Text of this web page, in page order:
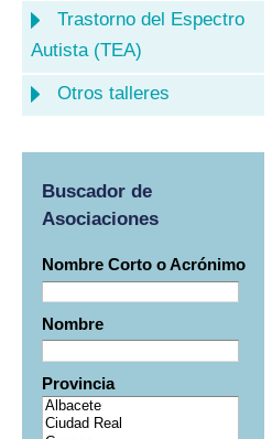
Trastorno del Espectro
Autista (TEA)
Otros talleres
Buscador de
Asociaciones
Nombre Corto o Acrónimo
Nombre
Provincia